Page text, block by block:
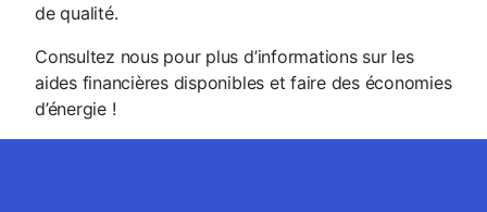
de qualité.
Consultez nous pour plus d’informations sur les
aides financières disponibles et faire des économies
d’énergie !